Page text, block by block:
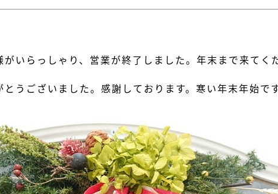
いらっしゃり、営業が終了しました。年末まで来てく
うございました。感謝しております。寒い年末年始で